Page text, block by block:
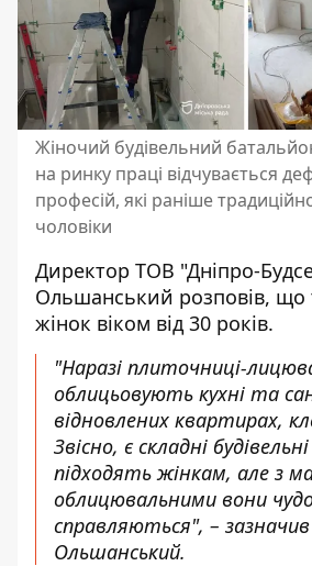
Жіночий будівельний
на ринку праці відчувається
професій, які раніше
чоловіки
Директор ТОВ "Дніпро-
Ольшанський розповів, що
жінок віком від 30 років.
"Наразі плиточниці-
облицьовують кухні та
відновлених квартирах,
Звісно, є складні
підходять жінкам, але з
облицювальними вони
справляються", –
Ольшанський.